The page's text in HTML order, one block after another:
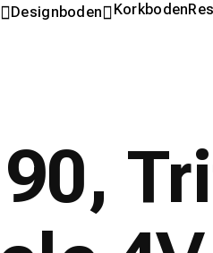
Designboden Korkboden